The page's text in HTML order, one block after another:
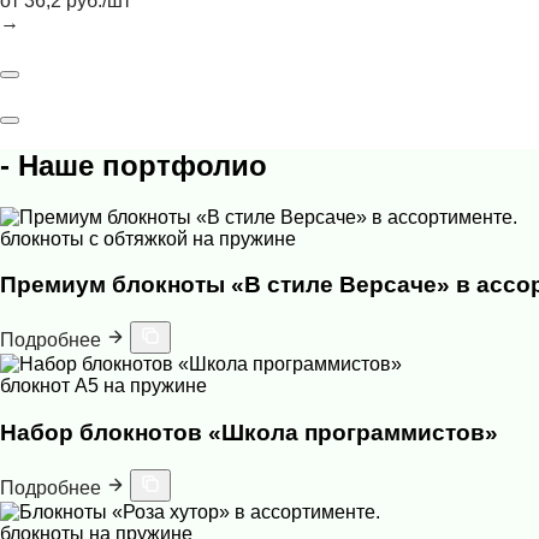
→
- Наше портфолио
блокноты с обтяжкой на пружине
Премиум блокноты «В стиле Версаче» в
Подробнее
блокнот А5 на пружине
Набор блокнотов «Школа программистов»
Подробнее
блокноты на пружине